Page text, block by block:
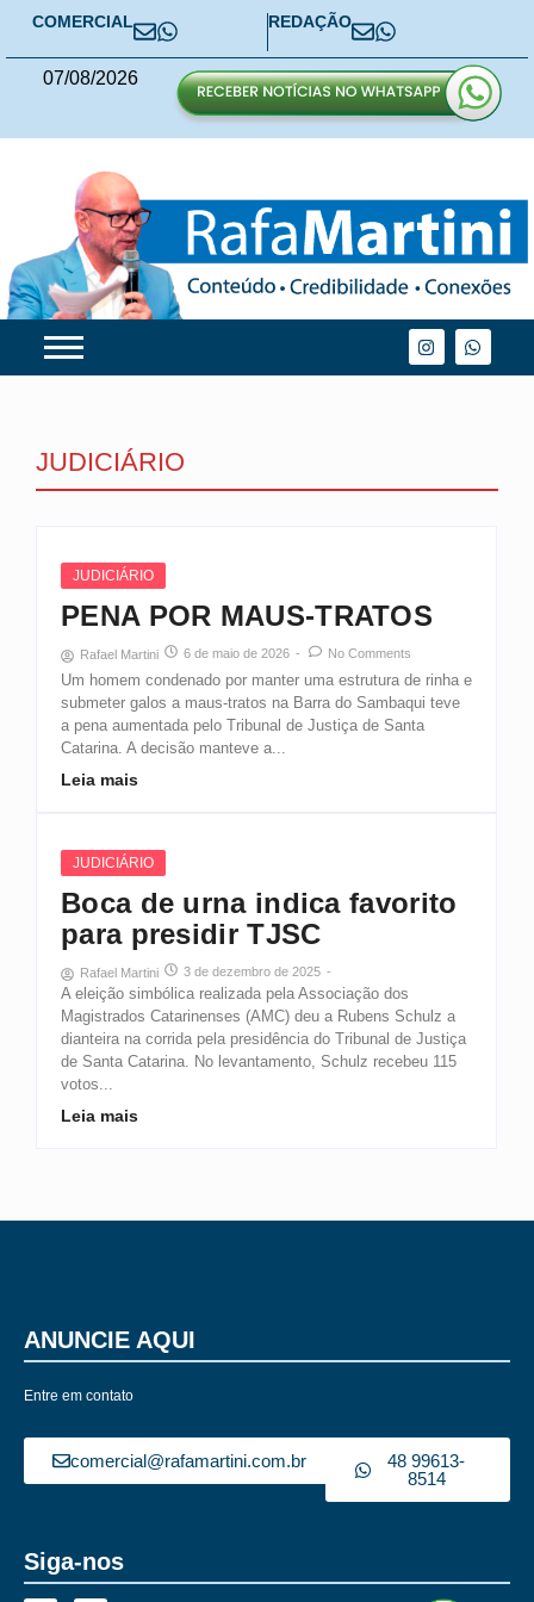
COMERCIAL REDAÇÃO
07/08/2026
JUDICIÁRIO
JUDICIÁRIO
PENA POR MAUS-TRATOS
Rafael Martini 6 de maio de 2026 - No Comments
Um homem condenado por manter uma estrutura de rinha e
submeter galos a maus-tratos na Barra do Sambaqui teve
a pena aumentada pelo Tribunal de Justiça de Santa
Catarina. A decisão manteve a...
Leia mais
JUDICIÁRIO
Boca de urna indica favorito
para presidir TJSC
Rafael Martini 3 de dezembro de 2025 -
A eleição simbólica realizada pela Associação dos
Magistrados Catarinenses (AMC) deu a Rubens Schulz a
dianteira na corrida pela presidência do Tribunal de Justiça
de Santa Catarina. No levantamento, Schulz recebeu 115
votos...
Leia mais
ANUNCIE AQUI
Entre em contato
comercial@rafamartini.com.br
48 99613-
8514
Siga-nos